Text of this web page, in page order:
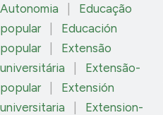
Autonomia
Educação
popular
Educación
popular
Extensão
universitária
Extensão-
popular
Extensión
universitaria
Extension-